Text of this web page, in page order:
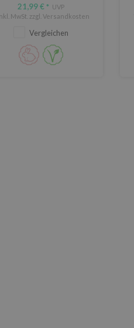
porentief und hält die
21,99 € * UVP
MwSt. zzgl. Versandkosten
Vergleichen